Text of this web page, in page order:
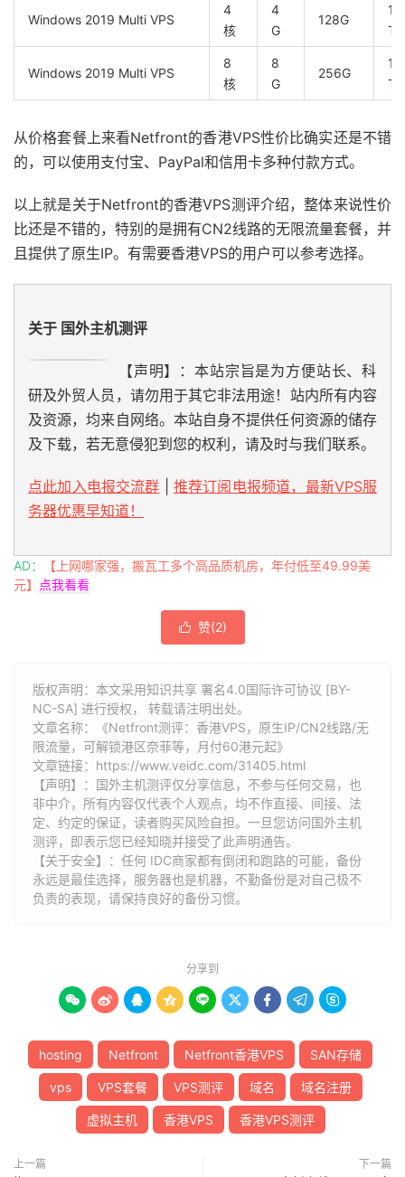
Windows 2019 Multi VPS
4
核
4
G
128G
TB
Windows 2019 Multi VPS
8
核
8
G
256G
TB
从价格套餐上来看Netfront的香港VPS性价比确实还是不错
的，可以使用支付宝、PayPal和信用卡多种付款方式。
以上就是关于Netfront的香港VPS测评介绍，整体来说性价
比还是不错的，特别的是拥有CN2线路的无限流量套餐，并
且提供了原生IP。有需要香港VPS的用户可以参考选择。
关于 国外主机测评
【声明】：本站宗旨是为方便站长、科
研及外贸人员，请勿用于其它非法用途！站内所有内容
及资源，均来自网络。本站自身不提供任何资源的储存
及下载，若无意侵犯到您的权利，请及时与我们联系。
点此加入电报交流群
推荐订阅电报频道，最新VPS服
务器优惠早知道！
AD：
【上网哪家强，搬瓦工多个高品质机房，年付低至49.99美
元】
点我看看
 赞(2)
版权声明：本文采用知识共享 署名4.0国际许可协议 [BY-
NC-SA] 进行授权， 转载请注明出处。
文章名称：《Netfront测评：香港VPS，原生IP/CN2线路/无
限流量，可解锁港区奈菲等，月付60港元起》
文章链接： https://www.veidc.com/31405.html
【声明】：国外主机测评仅分享信息，不参与任何交易，也
非中介，所有内容仅代表个人观点，均不作直接、间接、法
定、约定的保证，读者购买风险自担。一旦您访问国外主机
测评，即表示您已经知晓并接受了此声明通告。
【关于安全】：任何 IDC商家都有倒闭和跑路的可能，备份
永远是最佳选择，服务器也是机器，不勤备份是对自己极不
负责的表现，请保持良好的备份习惯。
分享到
        
hosting Netfront Netfront香港VPS SAN存储
vps VPS套餐 VPS测评 域名 域名注册
虚拟主机 香港VPS 香港VPS测评
上一篇 下一篇